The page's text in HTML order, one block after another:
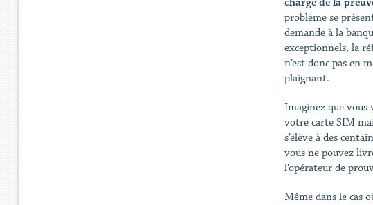
problème se
demande à la
exceptionnels, la
n’est donc pas en
plaignant.
Imaginez que vous
votre carte SIM
s’élève à des
vous ne pouvez
l’opérateur de
Même dans le cas